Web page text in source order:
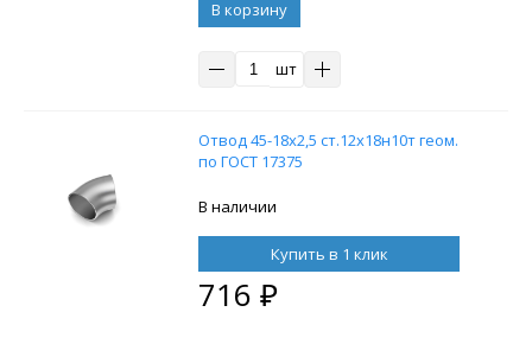
В корзину
шт
Отвод 45-18х2,5 ст.12х18н10т геом.
по ГОСТ 17375
В наличии
Купить в 1 клик
716 ₽